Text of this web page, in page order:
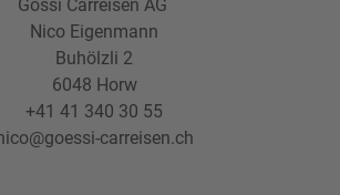
Gössi Carreisen AG
Nico Eigenmann
Buhölzli 2
6048 Horw
+41 41 340 30 55
carreisen.ch